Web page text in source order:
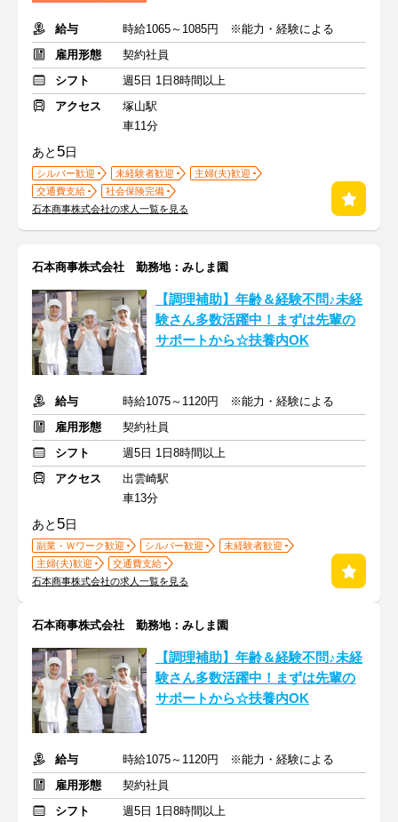
給与
時給1065～1085円 ※能力・経験による
雇用形態
契約社員
シフト
週5日 1日8時間以上
アクセス
塚山駅
車11分
あと 5日
シルバー歓迎 未経験者歓迎
主婦(夫)歓迎
交通費支給
社会保険完備
石本商事株式会社の求人一覧を見る
石本商事株式会社 勤務地：みしま園
【調理補助】年齢＆経験不問♪未経
験さん多数活躍中！まずは先輩の
サポートから☆扶養内OK
給与
時給1075～1120円 ※能力・経験による
雇用形態
契約社員
シフト
週5日 1日8時間以上
アクセス
出雲崎駅
車13分
あと 5日
副業・Ｗワーク歓迎 シルバー歓迎
未経験者歓迎
主婦(夫)歓迎
交通費支給
石本商事株式会社の求人一覧を見る
石本商事株式会社 勤務地：みしま園
【調理補助】年齢＆経験不問♪未経
験さん多数活躍中！まずは先輩の
サポートから☆扶養内OK
給与
時給1075～1120円 ※能力・経験による
雇用形態
契約社員
シフト
週5日 1日8時間以上